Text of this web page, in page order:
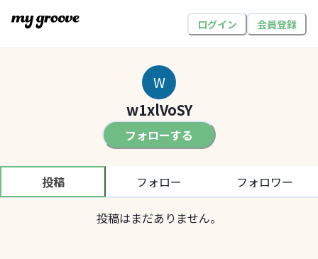
ログイン 会員登録
W
w1xlVoSY
フォローする
投稿 フォロー フォロワー
投稿はまだありません。